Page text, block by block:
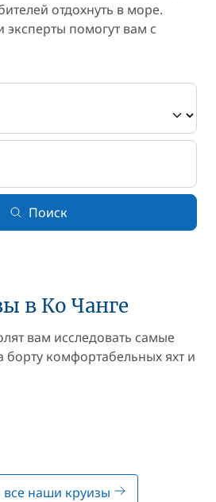
отдохнуть в море.
помогут вам с
Поиск
в Ко Чанге
вам исследовать самые
борту комфортабельных яхт и
все наши круизы